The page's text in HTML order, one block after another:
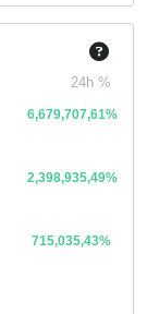
24h %
6,679,707,61%
2,398,935,49%
715,035,43%